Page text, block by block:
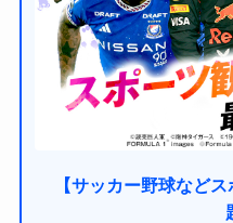
【サッカー野球など